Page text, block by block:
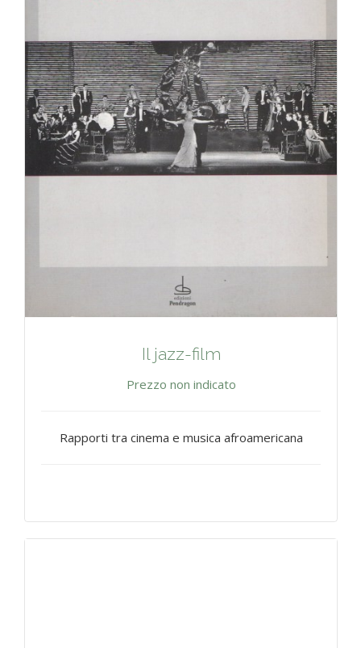
Il jazz-film
Prezzo non indicato
Rapporti tra cinema e musica afroamericana